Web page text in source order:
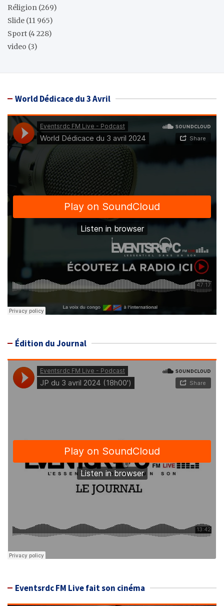
Réligion (269)
Slide (11 965)
Sport (4 228)
video (3)
World Dédicace du 3 Avril
Édition du Journal
Eventsrdc FM Live fait son cinéma